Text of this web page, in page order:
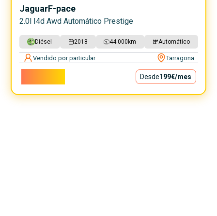
JaguarF-pace
2.0l I4d Awd Automático Prestige
Diésel 2018 44.000 km Automático
Vendido por particular Tarragona
Desde199€/mes